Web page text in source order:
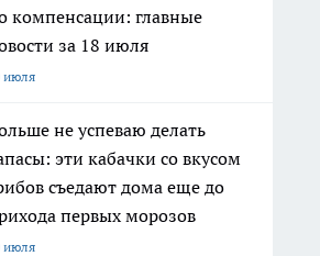
компенсации: главные
за 18 июля
июля
не успеваю делать
эти кабачки со вкусом
съедают дома еще до
первых морозов
июля